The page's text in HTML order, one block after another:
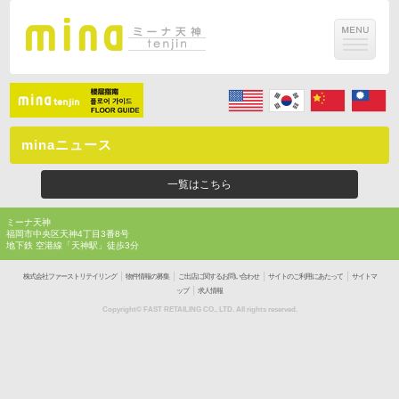
minaニュース
一覧はこちら
ミーナ天神
福岡市中央区天神4丁目3番8号
地下鉄 空港線「天神駅」徒歩3分
株式会社ファーストリテイリング｜ 物件情報の募集｜ ご出店に関するお問い合わせ｜ サイトのご利用にあたって｜
サイトマ
ップ｜ 求人情報
Copyright© FAST RETAILING CO., LTD. All rights reserved.